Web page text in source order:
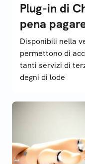
Plug-in di
pena
Disponibili nella
permettono di
tanti servizi di
degni di lode